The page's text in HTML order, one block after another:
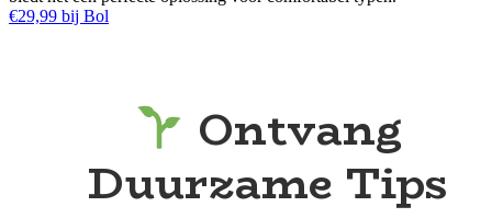
€29,99 bij Bol
Ontvang
Duurzame Tips